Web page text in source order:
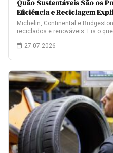
Quão Sustentáveis São os
Eficiência e Reciclagem
Michelin, Continental e
reciclados e renováveis. Eis o
27.07.2026